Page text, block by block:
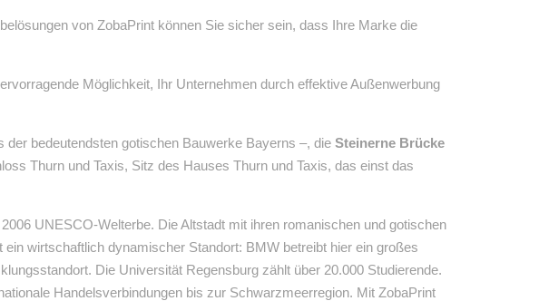
von ZobaPrint können Sie sicher sein, dass Ihre Marke die
Möglichkeit, Ihr Unternehmen durch effektive Außenwerbung
der bedeutendsten gotischen Bauwerke Bayerns –, die Steinerne Brücke
Thurn und Taxis, Sitz des Hauses Thurn und Taxis, das einst das
UNESCO-Welterbe. Die Altstadt mit ihren romanischen und gotischen
wirtschaftlich dynamischer Standort: BMW betreibt hier ein großes
Die Universität Regensburg zählt über 20.000 Studierende.
Handelsverbindungen bis zur Schwarzmeerregion. Mit ZobaPrint